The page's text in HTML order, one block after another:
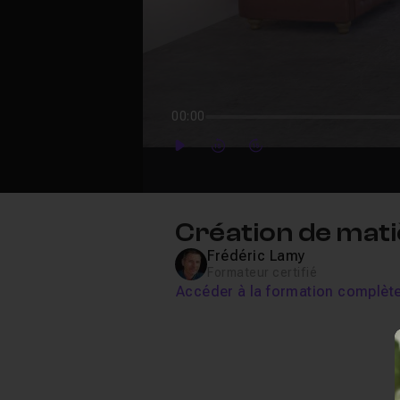
00:00
PlayForwardForward
Création de
Frédéric Lamy
Accéder à la formation